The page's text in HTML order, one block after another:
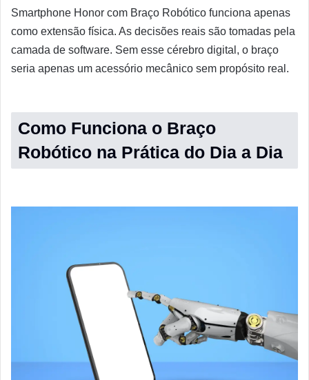
Smartphone Honor com Braço Robótico funciona apenas
como extensão física. As decisões reais são tomadas pela
camada de software. Sem esse cérebro digital, o braço
seria apenas um acessório mecânico sem propósito real.
Como Funciona o Braço
Robótico na Prática do Dia a Dia